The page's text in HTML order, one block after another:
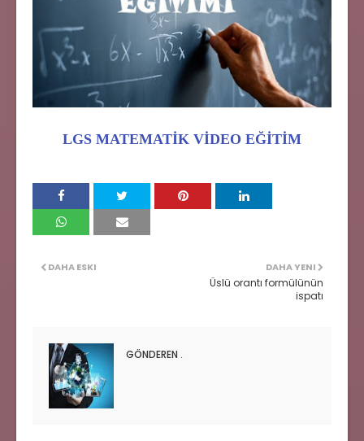
LGS MATEMATİK VİDEO EĞİTİM
DAHA YENI
Üslü orantı formülünün
ispatı
DAHA ESKI
GÖNDEREN .